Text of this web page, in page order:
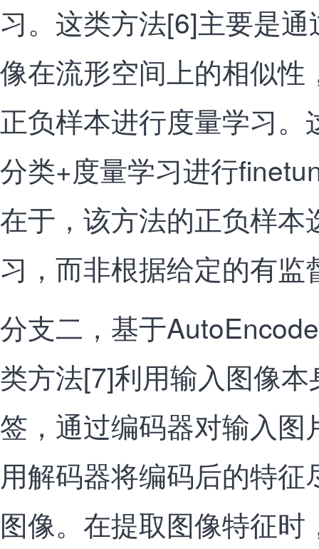
习。这类方法[6]主要是
像在流形空间上的相似性
正负样本进行度量学习
分类+度量学习进行
在于，该方法的正负样本
习，而非根据给定的有监
分支二，基于
类方法[7]利用输入图像
签，通过编码器对输入
用解码器将编码后的特
图像。在提取图像特征